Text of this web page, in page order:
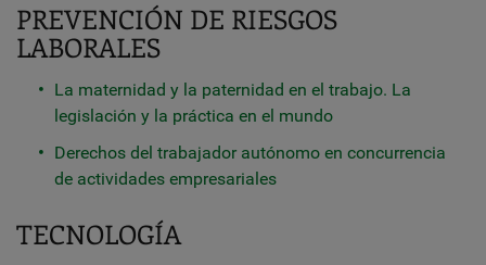
PREVENCIÓN DE RIESGOS
LABORALES
La maternidad y la paternidad en el trabajo. La
legislación y la práctica en el mundo
Derechos del trabajador autónomo en concurrencia
de actividades empresariales
TECNOLOGÍA